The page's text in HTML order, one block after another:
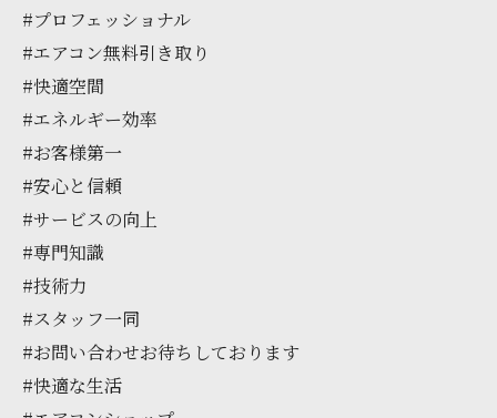
#プロフェッショナル
#エアコン無料引き取り
#快適空間
#エネルギー効率
#お客様第一
#安心と信頼
#サービスの向上
#専門知識
#技術力
#スタッフ一同
#お問い合わせお待ちしております
#快適な生活